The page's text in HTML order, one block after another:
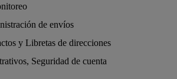
de envíos
y Libretas de direcciones
Seguridad de cuenta